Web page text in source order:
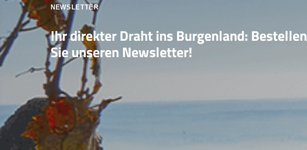
NEWSLETTER
Ihr direkter Draht ins Burgenland: Bestellen
Sie unseren Newsletter!